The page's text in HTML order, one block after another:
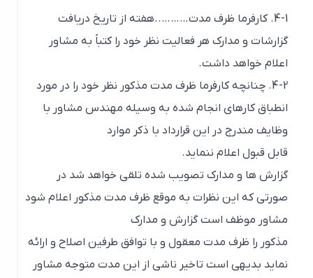
4-1. کارفرما ظرف مدت………..هفته از تاریخ دریافت
گزارشات و مدارک هر فعالیت نظر خود را کتباً به مشاور
اعلام خواهد داشت.
4-2. چنانچه کارفرما ظرف مدت مذکور نظر خود را در مورد
انطباق کارهای انجام شده به وسیله مهندس مشاور با
وظایف مندرج در این قرارداد با ذکر موارد
قابل قبول اعلام ننماید.
گزارش ها و مدارک تصویب شده تلقی خواهد شد در
صورتی که این نظرات به موقع ظرف مدت مذکور اعلام شود
مشاور موظف است گزارش و مدارک
مذکور را ظرف مدت معقول و با توافق طرفین اصلاح و ارائه
نماید بدیهی است تاخیر ناشی از این مدت متوجه مشاور